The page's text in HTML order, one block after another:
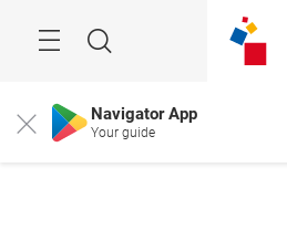
Suche
Close Navigator App
Your guide